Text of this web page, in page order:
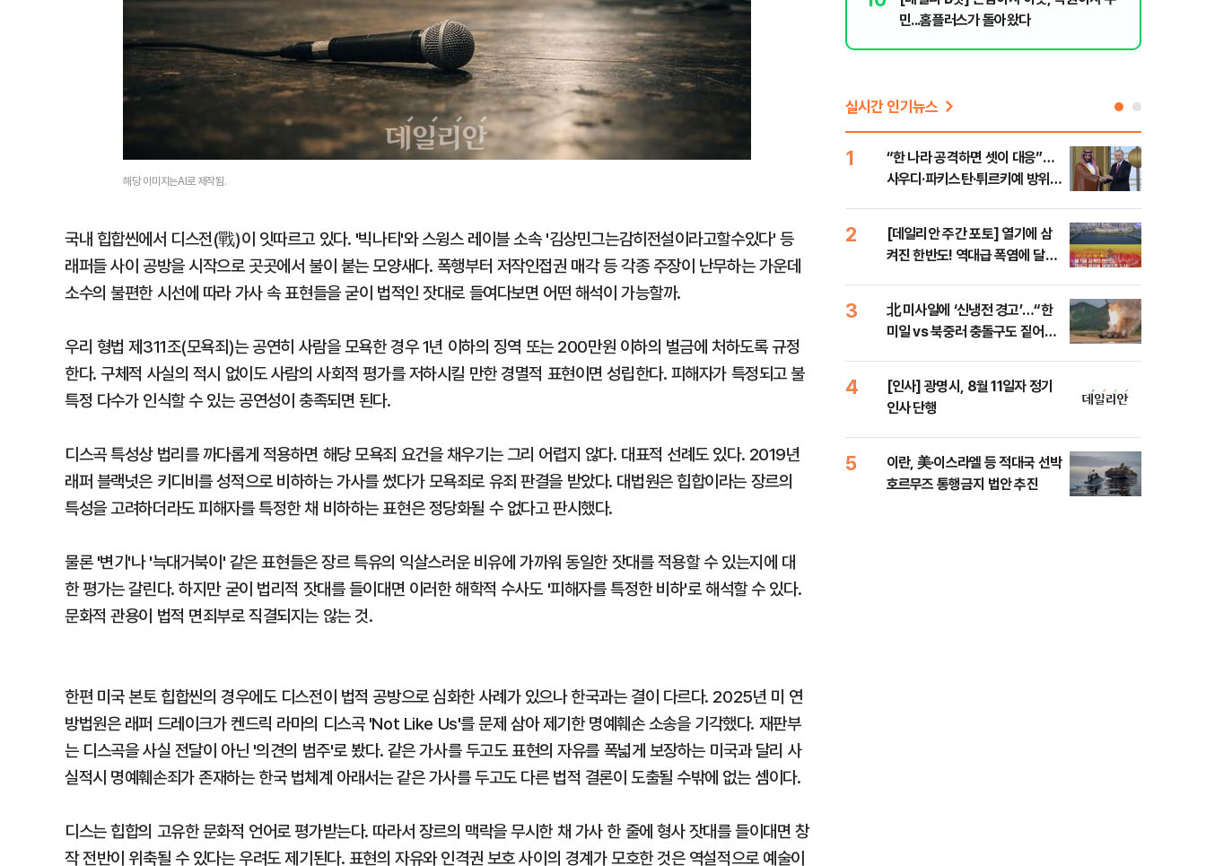
해당 이미지는AI로 제작됨.
국내 힙합씬에서 디스전(戰)이 잇따르고 있다. '빅나티'와 스윙스 레이블 소속 '김상민그는감히전설이라고할수있다' 등
래퍼들 사이 공방을 시작으로 곳곳에서 불이 붙는 모양새다. 폭행부터 저작인접권 매각 등 각종 주장이 난무하는 가운데
소수의 불편한 시선에 따라 가사 속 표현들을 굳이 법적인 잣대로 들여다보면 어떤 해석이 가능할까.
우리 형법 제311조(모욕죄)는 공연히 사람을 모욕한 경우 1년 이하의 징역 또는 200만원 이하의 벌금에 처하도록 규정
한다. 구체적 사실의 적시 없이도 사람의 사회적 평가를 저하시킬 만한 경멸적 표현이면 성립한다. 피해자가 특정되고 불
특정 다수가 인식할 수 있는 공연성이 충족되면 된다.
디스곡 특성상 법리를 까다롭게 적용하면 해당 모욕죄 요건을 채우기는 그리 어렵지 않다. 대표적 선례도 있다. 2019년
래퍼 블랙넛은 키디비를 성적으로 비하하는 가사를 썼다가 모욕죄로 유죄 판결을 받았다. 대법원은 힙합이라는 장르의
특성을 고려하더라도 피해자를 특정한 채 비하하는 표현은 정당화될 수 없다고 판시했다.
물론 '변기'나 '늑대거북이' 같은 표현들은 장르 특유의 익살스러운 비유에 가까워 동일한 잣대를 적용할 수 있는지에 대
한 평가는 갈린다. 하지만 굳이 법리적 잣대를 들이대면 이러한 해학적 수사도 '피해자를 특정한 비하'로 해석할 수 있다.
문화적 관용이 법적 면죄부로 직결되지는 않는 것.
한편 미국 본토 힙합씬의 경우에도 디스전이 법적 공방으로 심화한 사례가 있으나 한국과는 결이 다르다. 2025년 미 연
방법원은 래퍼 드레이크가 켄드릭 라마의 디스곡 'Not Like Us'를 문제 삼아 제기한 명예훼손 소송을 기각했다. 재판부
는 디스곡을 사실 전달이 아닌 '의견의 범주'로 봤다. 같은 가사를 두고도 표현의 자유를 폭넓게 보장하는 미국과 달리 사
실적시 명예훼손죄가 존재하는 한국 법체계 아래서는 같은 가사를 두고도 다른 법적 결론이 도출될 수밖에 없는 셈이다.
디스는 힙합의 고유한 문화적 언어로 평가받는다. 따라서 장르의 맥락을 무시한 채 가사 한 줄에 형사 잣대를 들이대면 창
작 전반이 위축될 수 있다는 우려도 제기된다. 표현의 자유와 인격권 보호 사이의 경계가 모호한 것은 역설적으로 예술이
가 주주환원책 3분기 발표
실시간 인기뉴스
1
“한 나라 공격하면 셋이 대응”…
사우디·파키스탄·튀르키예 방위동
2
[데일리안 주간 포토] 열기에 삼
켜진 한반도! 역대급 폭염에 달아
3
北 미사일에 ‘신냉전 경고’…“한
미일 vs 북중러 충돌구도 짙어진
4
[인사] 광명시, 8월 11일자 정기
인사 단행
5
이란, 美·이스라엘 등 적대국 선박
호르무즈 통행금지 법안 추진